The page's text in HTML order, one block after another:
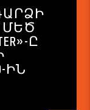
ՄԵԾ
Ը
ԻՆ